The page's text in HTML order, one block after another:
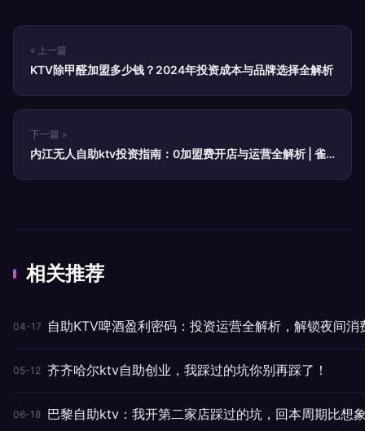
« 上一篇
KTV除甲醛加盟多少钱？2024年投资成本与品牌选择全解析
下一篇 »
内江无人自助ktv投资指南：0加盟费开店与运营全解析 | 雀
相关推荐
04-17 自助KTV啤酒盈利密码：投资运营全解析，解锁夜间消
05-12 齐齐哈尔ktv自助创业，我踩过的坑你别再踩了！
06-18 巴黎自助ktv：我开第二家店踩过的坑，回本周期比想